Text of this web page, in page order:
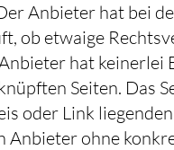
Anbieter hat bei
ob etwaige
hat keinerlei
Seiten. Das
oder Link
Anbieter ohne